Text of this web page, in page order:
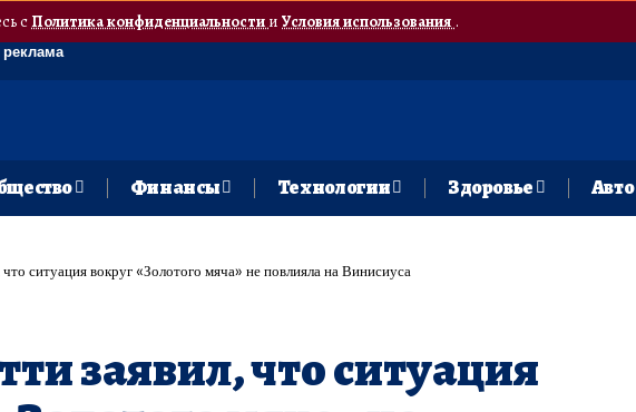
сПолитика конфиденциальностии Условия использования.
реклама
Финансы Технологии Здоровье Авто
что ситуация вокруг «Золотого мяча» не повлияла на Винисиуса
заявил, что ситуация